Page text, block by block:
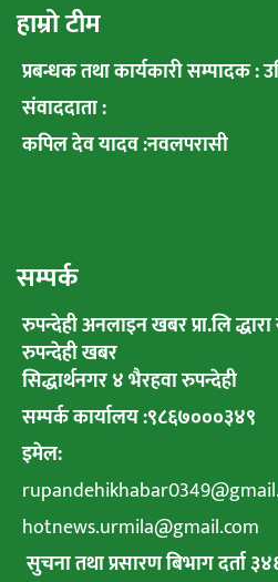
हाम्रो टीम
प्रबन्धक तथा कार्यकारी सम्पादक :
संवाददाता :
कपिल देव यादव :नवलपरासी
सम्पर्क
रुपन्देही अनलाइन खबर प्रा.लि
रुपन्देही खबर
सिद्धार्थनगर ४ भैरहवा रुपन्देही
सम्पर्क कार्यालय :९८६७०००३४९
इमेल:
hotnews.urmila@gmail.com
सुचना तथा प्रसारण बिभाग दर्ता